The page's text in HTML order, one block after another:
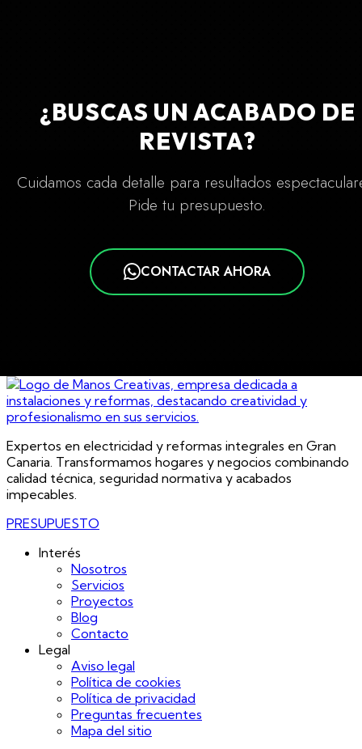
¿BUSCAS UN ACABADO DE
REVISTA?
Cuidamos cada detalle para resultados
Pide tu presupuesto.
CONTACTAR AHORA
Expertos en electricidad y reformas integrales en Gran
Canaria. Transformamos hogares y negocios combinando
calidad técnica, seguridad normativa y acabados
impecables.
PRESUPUESTO
Interés
Nosotros
Servicios
Proyectos
Blog
Contacto
Legal
Aviso legal
Política de cookies
Política de privacidad
Preguntas frecuentes
Mapa del sitio